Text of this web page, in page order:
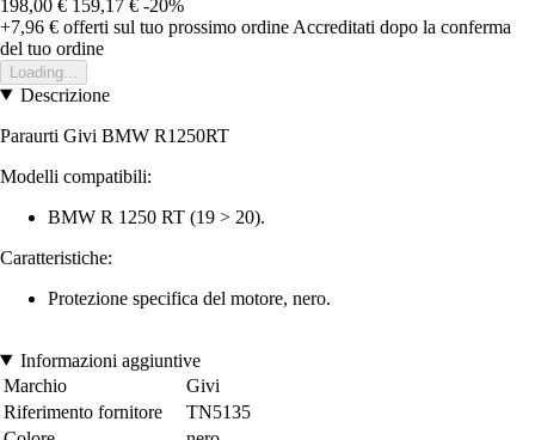
198,00 € 159,17 € -20%
+7,96 € offerti sul tuo prossimo ordine Accreditati dopo la conferma
del tuo ordine
Loading...
Descrizione
Paraurti Givi BMW R1250RT
Modelli compatibili:
BMW R 1250 RT (19 > 20).
Caratteristiche:
Protezione specifica del motore, nero.
Informazioni aggiuntive
Marchio
Givi
Riferimento fornitore
TN5135